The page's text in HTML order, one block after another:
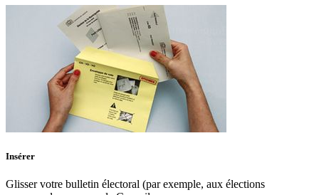
Insérer
Glisser votre bulletin électoral (par exemple, aux élections